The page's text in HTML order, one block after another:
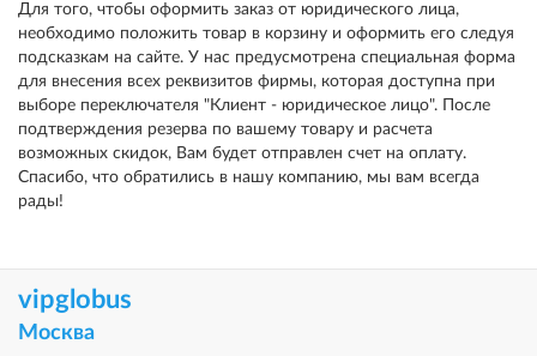
Для того, чтобы оформить заказ от юридического лица,
необходимо положить товар в корзину и оформить его следуя
подсказкам на сайте. У нас предусмотрена специальная форма
для внесения всех реквизитов фирмы, которая доступна при
выборе переключателя "Клиент - юридическое лицо". После
подтверждения резерва по вашему товару и расчета
возможных скидок, Вам будет отправлен счет на оплату.
Спасибо, что обратились в нашу компанию, мы вам всегда
рады!
vipglobus
Москва